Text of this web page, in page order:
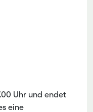
Uhr und endet
eine